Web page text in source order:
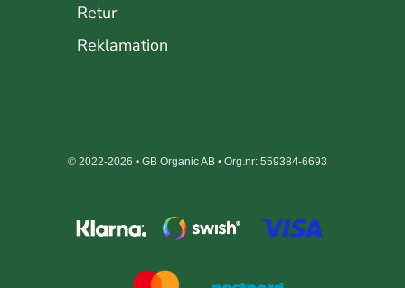
Retur
Reklamation
© 2022-2026 • GB Organic AB • Org.nr: 559384-6693